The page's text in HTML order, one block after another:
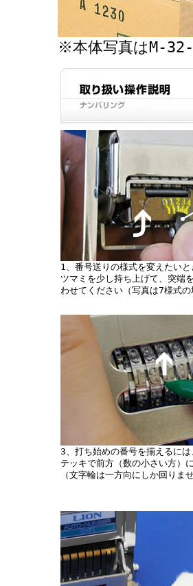
※本体写真はM-
1、番号送りの様式を変えたい
ツマミを少し持ち上げて、突端
わせてください（写真は7様式
3、打ち始めの番号を揃えるに
テッキで前方（数の小さい方）
（文字輪は一方向にしか回りま